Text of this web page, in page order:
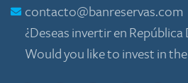
contacto@banreservas.com
¿Deseas invertir en
Would you like to invest in